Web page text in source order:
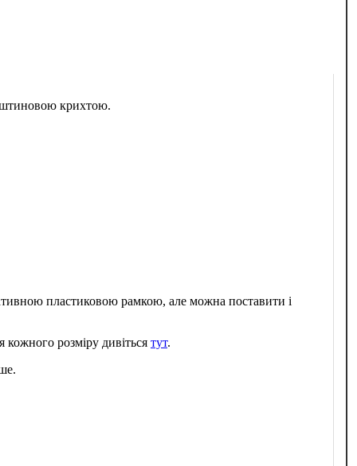
крихтою.
пластиковою рамкою, але можна поставити і
розміру дивіться тут.